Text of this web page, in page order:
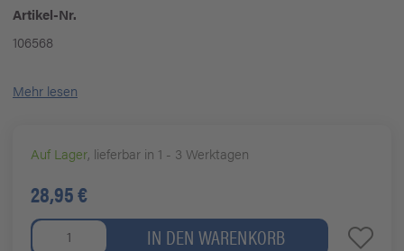
Artikel-Nr.
106568
Mehr lesen
Auf Lager, lieferbar in 1 - 3 Werktagen
28,95 €
IN DEN WARENKORB